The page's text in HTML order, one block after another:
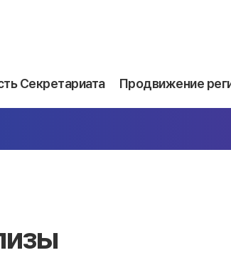
Секретариата Продвижение